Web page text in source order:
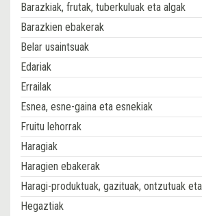
Barazkiak, frutak, tuberkuluak eta algak
Barazkien ebakerak
Belar usaintsuak
Edariak
Errailak
Esnea, esne-gaina eta esnekiak
Fruitu lehorrak
Haragiak
Haragien ebakerak
Haragi-produktuak, gazituak, ontzutuak
Hegaztiak